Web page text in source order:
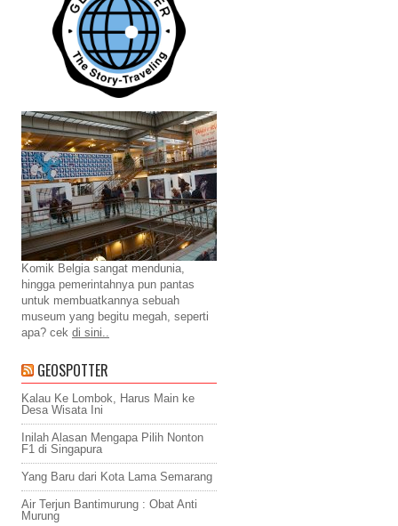
Komik Belgia sangat mendunia,
hingga pemerintahnya pun pantas
untuk membuatkannya sebuah
museum yang begitu megah, seperti
apa? cek di sini..
GEOSPOTTER
Kalau Ke Lombok, Harus Main ke
Desa Wisata Ini
Inilah Alasan Mengapa Pilih Nonton
F1 di Singapura
Yang Baru dari Kota Lama Semarang
Air Terjun Bantimurung : Obat Anti
Murung